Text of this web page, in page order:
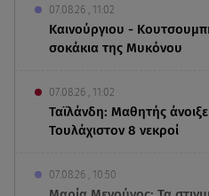
07.08.26 , 11:02
Καινούργιου -
σοκάκια της Μυκόνου
07.08.26 , 11:02
Ταϊλάνδη: Μαθητής
Τουλάχιστον 8 νεκροί
07.08.26 , 10:50